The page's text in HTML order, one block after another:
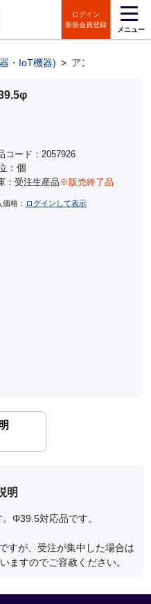
ログイン
新規会員登録
メニュー
・IoT機器) > アンテナポール
コード：2057926
：個
：受注生産品 ※販売終了品
価格： ログインして表示
明
Φ39.5対応品です。
すが、受注が集中した場合は
ますのでご容赦ください。